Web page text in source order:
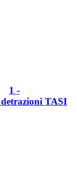
1 -
detrazioni TASI